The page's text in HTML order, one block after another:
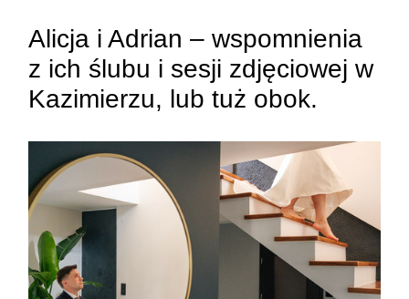
Alicja i Adrian – wspomnienia
z ich ślubu i sesji zdjęciowej w
Kazimierzu, lub tuż obok.